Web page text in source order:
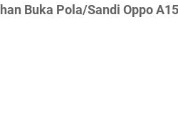
Buka Pola/Sandi Oppo